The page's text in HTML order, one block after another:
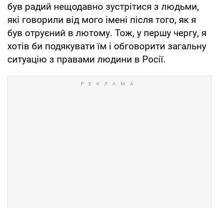
був радий нещодавно зустрітися з людьми,
які говорили від мого імені після того, як я
був отруєний в лютому. Тож, у першу чергу, я
хотів би подякувати їм і обговорити загальну
ситуацію з правами людини в Росії.